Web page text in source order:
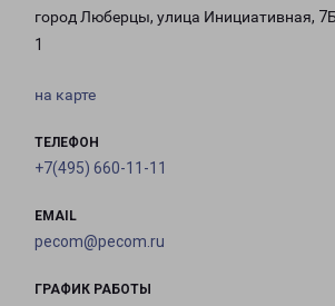
город Люберцы, улица Инициативная,
1
на карте
ТЕЛЕФОН
+7(495) 660-11-11
EMAIL
pecom@pecom.ru
ГРАФИК РАБОТЫ